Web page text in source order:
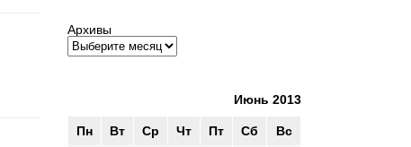
Архивы
Июнь 2013
Пн Вт Ср Чт Пт Сб Вс